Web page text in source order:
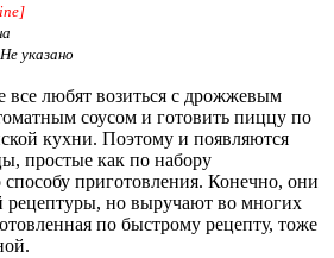
Не указано
любят возиться с дрожжевым
соусом и готовить пиццу по
кухни. Поэтому и появляются
простые как по набору
приготовления. Конечно, они
рецептуры, но выручают во многих
по быстрому рецепту, тоже